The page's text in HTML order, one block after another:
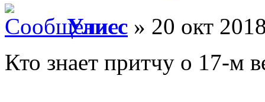
Улисс » 20 окт
Кто знает притчу о 17-м